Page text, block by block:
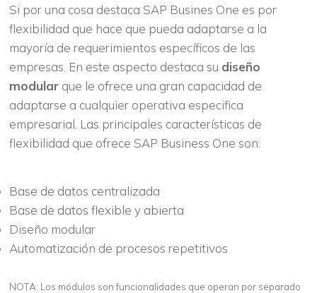
Si por una cosa destaca SAP Busines One es por
flexibilidad que hace que pueda adaptarse a la
mayoría de requerimientos específicos de las
empresas. En este aspecto destaca su diseño
modularque le ofrece una gran capacidad de
adaptarse a cualquier operativa especifica
empresarial. Las principales características de
flexibilidad que ofrece SAP Business One son:
Base de datos centralizada
Base de datos flexible y abierta
Diseño modular
Automatización de procesos repetitivos
NOTA: Los módulos son funcionalidades que operan por separado